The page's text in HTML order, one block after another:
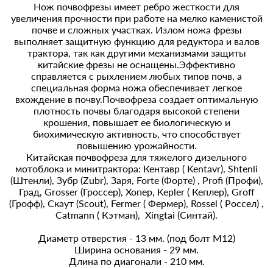
Нож почвофрезы имеет ребро жесткости для
увеличения прочности при работе на мелко каменистой
почве и сложных участках. Излом ножа фрезы
выполняет защитную функцию для редуктора и валов
трактора, так как другими механизмами защиты
китайские фрезы не оснащены.Эффективно
справляется с рыхлением любых типов почв, а
специальная форма ножа обеспечивает легкое
вхождение в почву.Почвофреза создает оптимальную
плотность почвы благодаря высокой степени
крошения, повышает ее биологическую и
биохимическую активность, что способствует
повышению урожайности.
Китайская почвофреза для тяжелого дизельного
мотоблока и минитрактора: Кентавр ( Kentavr), Shtenli
(Штенли), Зубр (Zubr), Заря, Forte (Форте) , Profi (Профи),
Град, Grosser (Гроссер), Хопер, Kepler ( Кеплер), Groff
(Грофф), Скаут (Scout), Fermer ( Фермер), Rossel ( Россел) ,
Catmann ( Кэтман), Xingtai (Синтай).
Диаметр отверстия - 13 мм. (под болт М12)
Ширина основания - 29 мм.
Длина по диагонали - 210 мм.